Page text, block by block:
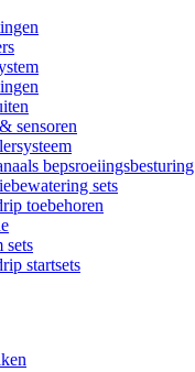
sensoren
bepsroeiingsbesturing
sets
toebehoren
sets
startsets